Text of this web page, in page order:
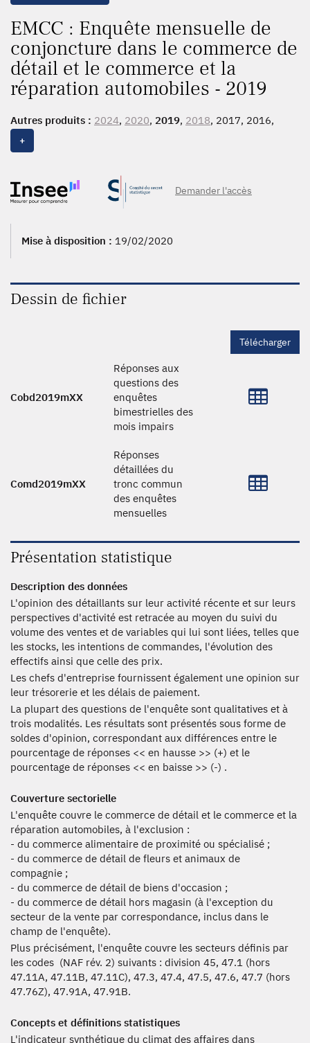
EMCC : Enquête mensuelle de
conjoncture dans le commerce de
détail et le commerce et la
réparation automobiles - 2019
Autres produits : 2024, 2020, 2019, 2018, 2017, 2016,
2015
+
Demander l'accès
Mise à disposition : 19/02/2020
Dessin de fichier
Télécharger
Cobd2019mXX
Réponses aux
questions des
enquêtes
bimestrielles des
mois impairs
Comd2019mXX
Réponses
détaillées du
tronc commun
des enquêtes
mensuelles
Présentation statistique
Description des données
L'opinion des détaillants sur leur activité récente et sur leurs
perspectives d'activité est retracée au moyen du suivi du
volume des ventes et de variables qui lui sont liées, telles que
les stocks, les intentions de commandes, l'évolution des
effectifs ainsi que celle des prix.
Les chefs d'entreprise fournissent également une opinion sur
leur trésorerie et les délais de paiement.
La plupart des questions de l'enquête sont qualitatives et à
trois modalités. Les résultats sont présentés sous forme de
soldes d'opinion, correspondant aux différences entre le
pourcentage de réponses << en hausse >> (+) et le
pourcentage de réponses << en baisse >> (-) .
Couverture sectorielle
L'enquête couvre le commerce de détail et le commerce et la
réparation automobiles, à l'exclusion :
- du commerce alimentaire de proximité ou spécialisé ;
- du commerce de détail de fleurs et animaux de
compagnie ;
- du commerce de détail de biens d'occasion ;
- du commerce de détail hors magasin (à l'exception du
secteur de la vente par correspondance, inclus dans le
champ de l'enquête).
Plus précisément, l'enquête couvre les secteurs définis par
les codes (NAF rév. 2) suivants : division 45, 47.1 (hors
47.11A, 47.11B, 47.11C), 47.3, 47.4, 47.5, 47.6, 47.7 (hors
47.76Z), 47.91A, 47.91B.
Concepts et définitions statistiques
L'indicateur synthétique du climat des affaires dans